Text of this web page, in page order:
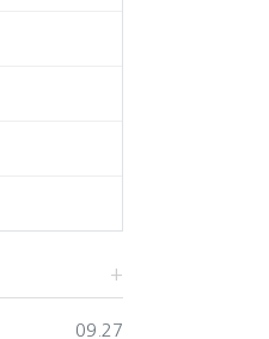
등록일
09.27